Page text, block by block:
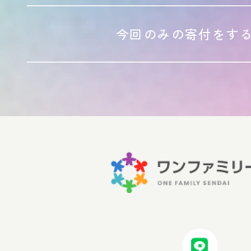
今回のみの寄付をする